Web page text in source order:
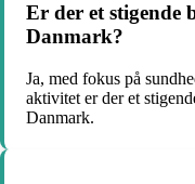
Er der et
Danmark?
Ja, med fokus på
aktivitet er der et
Danmark.